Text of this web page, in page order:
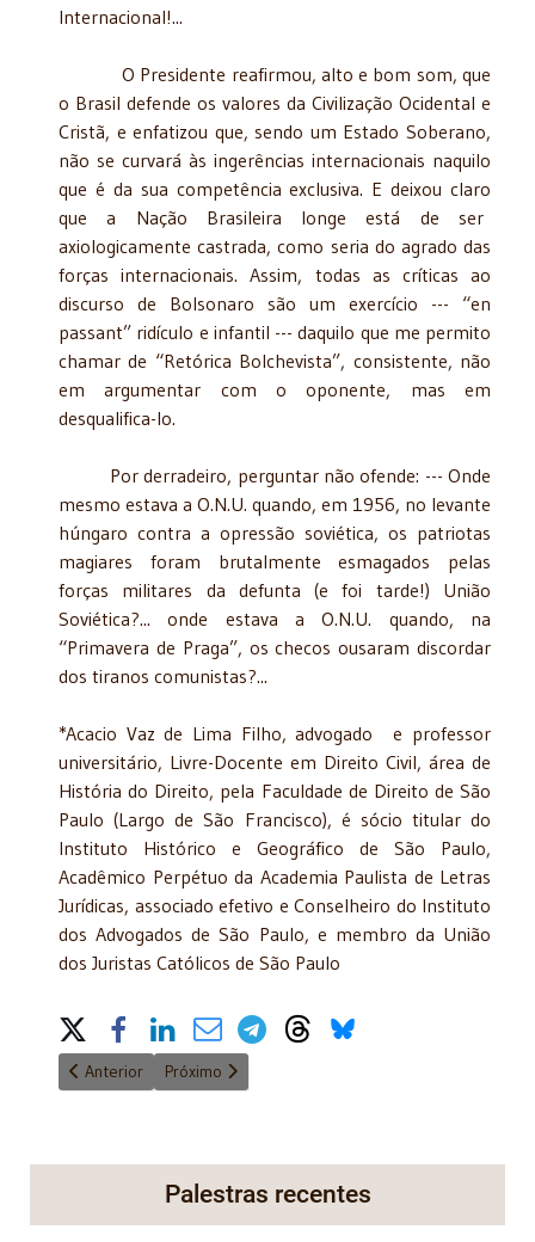
Internacional!...
O Presidente reafirmou, alto e bom som, que
o Brasil defende os valores da Civilização Ocidental e
Cristã, e enfatizou que, sendo um Estado Soberano,
não se curvará às ingerências internacionais naquilo
que é da sua competência exclusiva. E deixou claro
que a Nação Brasileira longe está de ser
axiologicamente castrada, como seria do agrado das
forças internacionais. Assim, todas as críticas ao
discurso de Bolsonaro são um exercício --- “en
passant” ridículo e infantil --- daquilo que me permito
chamar de “Retórica Bolchevista”, consistente, não
em argumentar com o oponente, mas em
desqualifica-lo.
Por derradeiro, perguntar não ofende: --- Onde
mesmo estava a O.N.U. quando, em 1956, no levante
húngaro contra a opressão soviética, os patriotas
magiares foram brutalmente esmagados pelas
forças militares da defunta (e foi tarde!) União
Soviética?... onde estava a O.N.U. quando, na
“Primavera de Praga”, os checos ousaram discordar
dos tiranos comunistas?...
*Acacio Vaz de Lima Filho, advogado e professor
universitário, Livre-Docente em Direito Civil, área de
História do Direito, pela Faculdade de Direito de São
Paulo (Largo de São Francisco), é sócio titular do
Instituto Histórico e Geográfico de São Paulo,
Acadêmico Perpétuo da Academia Paulista de Letras
Jurídicas, associado efetivo e Conselheiro do Instituto
dos Advogados de São Paulo, e membro da União
dos Juristas Católicos de São Paulo
Share on Social Media
Artigo anterior: Relações paralelas em pauta no STF
Anterior Próximo artigo: Realização da Democracia -
Próximo
Palestras recentes